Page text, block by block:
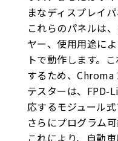
まなディスプレイ
これらのパネルは
ヤー、使用用途に
トで動作します。
するため、Chroma
テスターは、FPD-
応するモジュール
さらにプログラム
これにより、自動